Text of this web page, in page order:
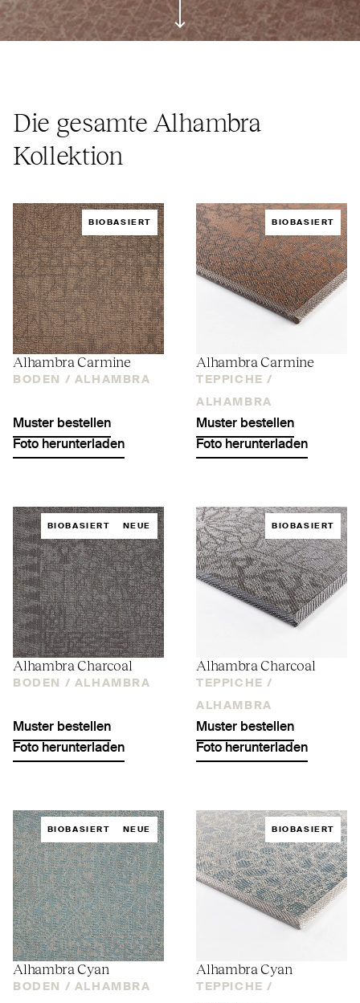
ui.scroll-down
Die gesamte Alhambra
Kollektion
BIOBASIERT
Alhambra Carmine
BODEN / ALHAMBRA
Muster bestellen
Foto herunterladen
BIOBASIERT
Alhambra Carmine
TEPPICHE /
ALHAMBRA
Muster bestellen
Foto herunterladen
BIOBASIERT NEUE
Alhambra Charcoal
BODEN / ALHAMBRA
Muster bestellen
Foto herunterladen
BIOBASIERT
Alhambra Charcoal
TEPPICHE /
ALHAMBRA
Muster bestellen
Foto herunterladen
BIOBASIERT NEUE
Alhambra Cyan
BODEN / ALHAMBRA
BIOBASIERT
Alhambra Cyan
TEPPICHE /